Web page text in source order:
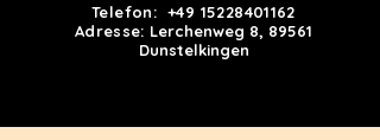
Telefon:+49 15228401162
Adresse: Lerchenweg 8, 89561
Dunstelkingen